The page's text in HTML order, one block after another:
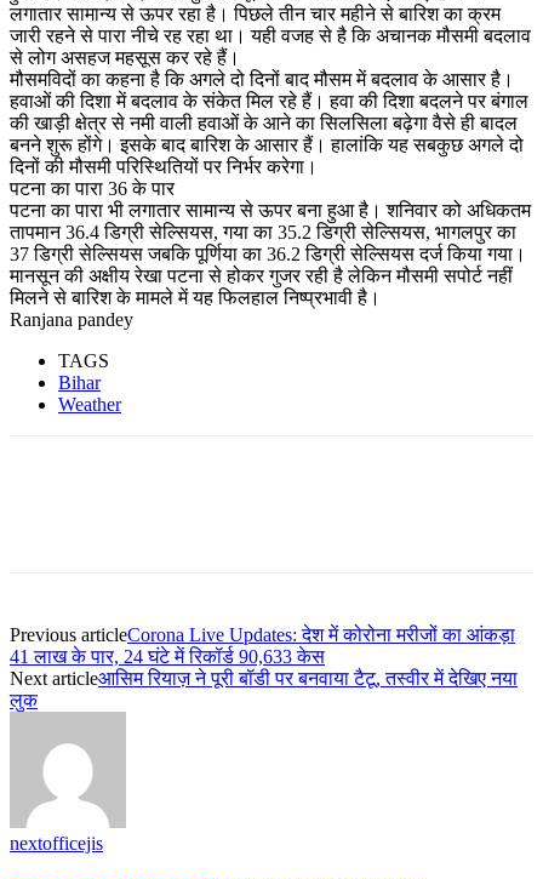
लगातार सामान्य से ऊपर रहा है। पिछले तीन चार महीने से बारिश का क्रम
जारी रहने से पारा नीचे रह रहा था। यही वजह से है कि अचानक मौसमी बदलाव
से लोग असहज महसूस कर रहे हैं।
मौसमविदों का कहना है कि अगले दो दिनों बाद मौसम में बदलाव के आसार है।
हवाओं की दिशा में बदलाव के संकेत मिल रहे हैं। हवा की दिशा बदलने पर बंगाल
की खाड़ी क्षेत्र से नमी वाली हवाओं के आने का सिलसिला बढ़ेगा वैसे ही बादल
बनने शुरू होंगे। इसके बाद बारिश के आसार हैं। हालांकि यह सबकुछ अगले दो
दिनों की मौसमी परिस्थितियों पर निर्भर करेगा।
पटना का पारा 36 के पार
पटना का पारा भी लगातार सामान्य से ऊपर बना हुआ है। शनिवार को अधिकतम
तापमान 36.4 डिग्री सेल्सियस, गया का 35.2 डिग्री सेल्सियस, भागलपुर का
37 डिग्री सेल्सियस जबकि पूर्णिया का 36.2 डिग्री सेल्सियस दर्ज किया गया।
मानसून की अक्षीय रेखा पटना से होकर गुजर रही है लेकिन मौसमी सपोर्ट नहीं
मिलने से बारिश के मामले में यह फिलहाल निष्प्रभावी है।
Ranjana pandey
TAGS
Bihar
Weather
Previous articleCorona Live Updates: देश में कोरोना मरीजों का आंकड़ा
41 लाख के पार, 24 घंटे में रिकॉर्ड 90,633 केस
Next articleआसिम रियाज़ ने पूरी बॉडी पर बनवाया टैटू, तस्वीर में देखिए नया
लुक
nextofficejis